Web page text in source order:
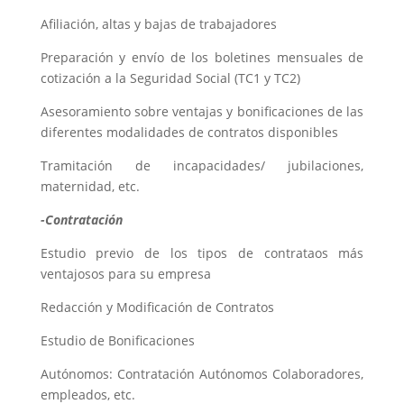
Afiliación, altas y bajas de trabajadores
Preparación y envío de los boletines mensuales de
cotización a la Seguridad Social (TC1 y TC2)
Asesoramiento sobre ventajas y bonificaciones de las
diferentes modalidades de contratos disponibles
Tramitación de incapacidades/ jubilaciones,
maternidad, etc.
-Contratación
Estudio previo de los tipos de contrataos más
ventajosos para su empresa
Redacción y Modificación de Contratos
Estudio de Bonificaciones
Autónomos: Contratación Autónomos Colaboradores,
empleados, etc.